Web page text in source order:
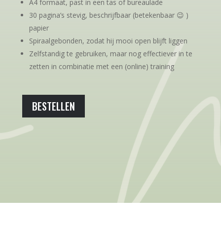
A4 formaat, past in een tas of bureaulade
30 pagina’s stevig, beschrijfbaar (betekenbaar 😉 )
papier
Spiraalgebonden, zodat hij mooi open blijft liggen
Zelfstandig te gebruiken, maar nog effectiever in te
zetten in combinatie met een (online) training
BESTELLEN